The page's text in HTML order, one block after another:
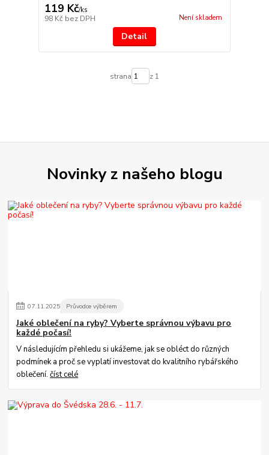
119 Kč/ks
98 Kč bez DPH Není skladem
Detail
strana z 1
Novinky z našeho blogu
07.11.2025 Průvodce výběrem
Jaké oblečení na ryby? Vyberte správnou výbavu pro
každé počasí!
V následujícím přehledu si ukážeme, jak se obléct do různých
podmínek a proč se vyplatí investovat do kvalitního rybářského
oblečení.číst celé